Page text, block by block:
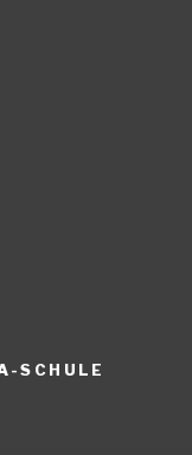
SCHULE